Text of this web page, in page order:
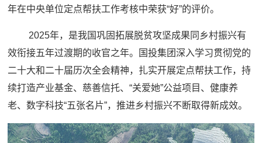
年在中央单位定点帮扶工作考核中荣获“好”的评价。
2025年，是我国巩固拓展脱贫攻坚成果同乡村振兴有
效衔接五年过渡期的收官之年。国投集团深入学习贯彻党的
二十大和二十届历次全会精神，扎实开展定点帮扶工作，持
续打造产业基金、慈善信托、“关爱她”公益项目、健康养
老、数字科技“五张名片”，推进乡村振兴不断取得新成效。